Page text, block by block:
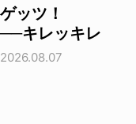
ゲッツ！
──キレッキレ
2026.08.07